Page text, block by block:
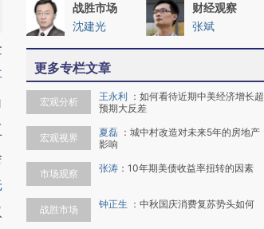
战胜市场
沈建光
财经观察
张斌
更多专栏文章
宏观分析 王永利 ： 如何看待近期中美经济增长超
预期大反差
宏观视界 夏磊 ： 城中村改造对未来5年的房地产
影响
市场观察 张涛 ： 10年期美债收益率扭转的因素
战胜市场 钟正生 ： 中秋国庆消费复苏势头如何